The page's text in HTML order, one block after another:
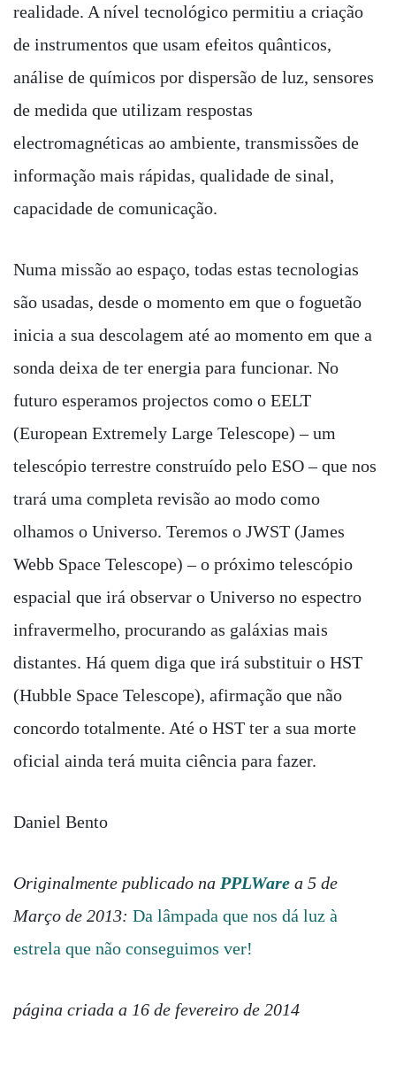
realidade. A nível tecnológico permitiu a criação
de instrumentos que usam efeitos quânticos,
análise de químicos por dispersão de luz, sensores
de medida que utilizam respostas
electromagnéticas ao ambiente, transmissões de
informação mais rápidas, qualidade de sinal,
capacidade de comunicação.
Numa missão ao espaço, todas estas tecnologias
são usadas, desde o momento em que o foguetão
inicia a sua descolagem até ao momento em que a
sonda deixa de ter energia para funcionar. No
futuro esperamos projectos como o EELT
(European Extremely Large Telescope) – um
telescópio terrestre construído pelo ESO – que nos
trará uma completa revisão ao modo como
olhamos o Universo. Teremos o JWST (James
Webb Space Telescope) – o próximo telescópio
espacial que irá observar o Universo no espectro
infravermelho, procurando as galáxias mais
distantes. Há quem diga que irá substituir o HST
(Hubble Space Telescope), afirmação que não
concordo totalmente. Até o HST ter a sua morte
oficial ainda terá muita ciência para fazer.
Daniel Bento
Originalmente publicado na PPLWare a 5 de
Março de 2013: Da lâmpada que nos dá luz à
estrela que não conseguimos ver!
página criada a 16 de fevereiro de 2014